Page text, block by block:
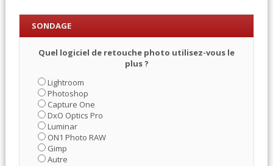
SONDAGE
Quel logiciel de retouche photo utilisez-vous le
plus ?
Lightroom
Photoshop
Capture One
DxO Optics Pro
Luminar
ON1 Photo RAW
Gimp
Autre